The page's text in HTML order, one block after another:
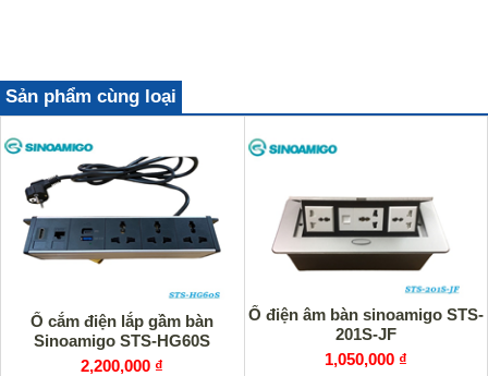
Sản phẩm cùng loại
Ổ cắm điện lắp gầm bàn
Sinoamigo STS-HG60S
2,200,000 ₫
Ổ điện âm bàn sinoamigo STS-
201S-JF
1,050,000 ₫